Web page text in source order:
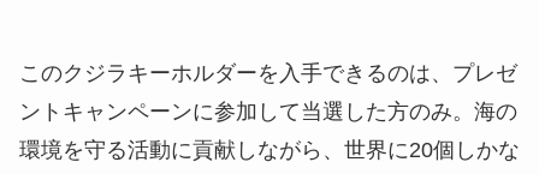
このクジラキーホルダーを入手できるのは、プレゼ
ントキャンペーンに参加して当選した方のみ。海の
環境を守る活動に貢献しながら、世界に20個しかな